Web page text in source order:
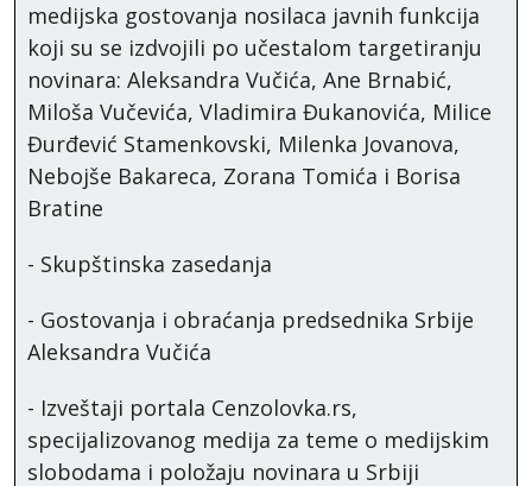
medijska gostovanja nosilaca javnih funkcija
koji su se izdvojili po učestalom targetiranju
novinara: Aleksandra Vučića, Ane Brnabić,
Miloša Vučevića, Vladimira Đukanovića, Milice
Đurđević Stamenkovski, Milenka Jovanova,
Nebojše Bakareca, Zorana Tomića i Borisa
Bratine
- Skupštinska zasedanja
- Gostovanja i obraćanja predsednika Srbije
Aleksandra Vučića
- Izveštaji portala Cenzolovka.rs,
specijalizovanog medija za teme o medijskim
slobodama i položaju novinara u Srbiji